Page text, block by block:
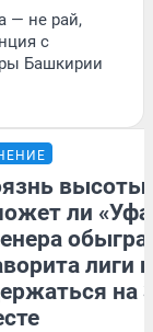
— не рай,
с
Башкирии
высоты:
ли
лиги и
на